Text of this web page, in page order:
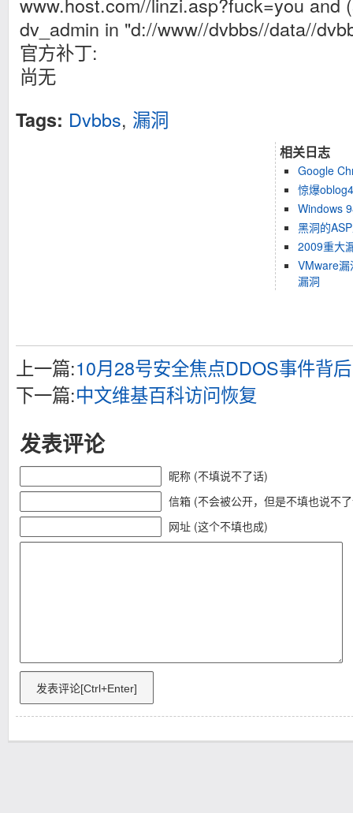
dv_admin in "d://www//dvbbs//data//
官方补丁:
尚无
Tags: Dvbbs, 漏洞
相关日志
Google
惊爆
Windows
黑洞的
2009重大
VMware
漏洞
上一篇:10月28号安全焦点DDOS事件背
下一篇:中文维基百科访问恢复
发表评论
昵称 (不填说不了话)
信箱 (不会被公开，但是不填也说不
网址 (这个不填也成)